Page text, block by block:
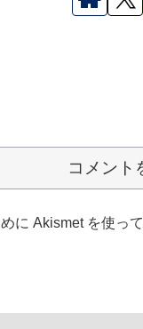
コメント
に Akismet を使って